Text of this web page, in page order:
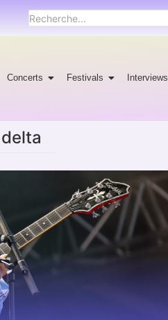
Concerts Festivals Interviews
delta